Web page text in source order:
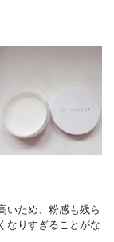
いため、粉感も残ら
なりすぎることがな